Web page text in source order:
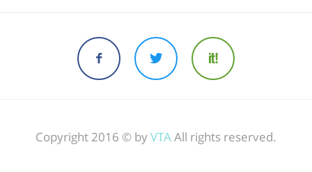
Copyright 2016 © byVTAAll rights reserved.